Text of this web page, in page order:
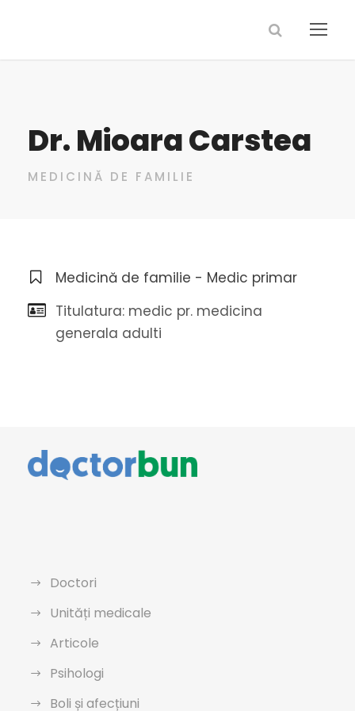
Dr. Mioara Carstea
MEDICINĂ DE FAMILIE
Medicină de familie - Medic primar
Titulatura: medic pr. medicina
generala adulti
Doctori
Unități medicale
Articole
Psihologi
Boli și afecțiuni